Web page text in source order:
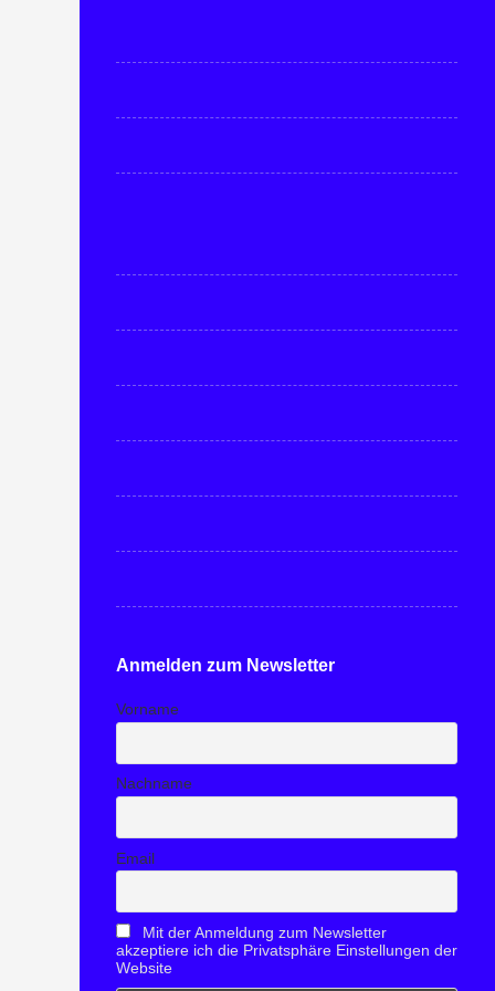
Anmelden zum Newsletter
Vorname
Nachname
Email
Mit der Anmeldung zum Newsletter
akzeptiere ich die Privatsphäre Einstellungen der
Website